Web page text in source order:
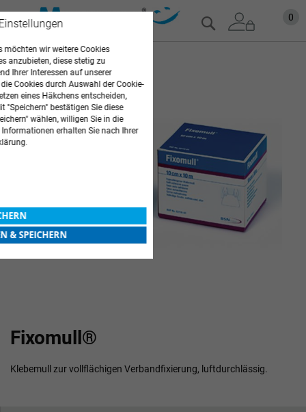
Zum
Inhalt
0
Suche
Fixomull®
Klebemull zur vollflächigen Verbandfixierung, luftdurchlässig.
Zum
Ende
der
Bildgalerie
springen
Anfang
der
springen
möchten wir weitere Cookies
anzubieten, diese stetig zu
Ihrer Interessen auf unserer
Cookies durch Auswahl der Cookie-
eines Häkchens entscheiden,
"Speichern" bestätigen Sie diese
wählen, willigen Sie in die
erhalten Sie nach Ihrer
& SPEICHERN